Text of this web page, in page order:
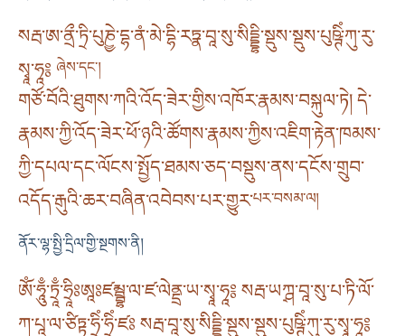
སརྦ་ཨ་ནྲྀ་ཏྲི་པུཎྱེ་དྷ་ནཾ་མེ་དྷི་རཏྣ་བཱ་སུ་སིདྡྷི་སྡུས་སྡུས་པུཥྚིཾ་ཀུ་རུ་
སྭཱ་ཧཱ༔ ཞེས་དང༌།
གཙོ་བོའི་ཐུགས་ཀའི་འོད་ཟེར་གྱིས་འཁོར་རྣམས་བསྐུལ་ཏེ། དེ་
རྣམས་ཀྱི་འོད་ཟེར་ཕོ་ཉའི་ཚོགས་རྣམས་ཀྱིས་འཇིག་རྟེན་ཁམས་
ཀྱི་དཔལ་དང་ལོངས་སྤྱོད་ཐམས་ཅད་བསྡུས་ནས་དངོས་གྲུབ་
འདོད་རྒུའི་ཆར་བཞིན་འབེབས་པར་གྱུར་པར་བསམ་ལ།
ནོར་ལྷ་སྤྱི་དྲིལ་གྱི་སྔགས་ནི།
ཨོཾ་ཧཱུྃ་ཏྲཱྃ་ཧྲཱིཿཨཱཿཛམྦྷ་ལ་ཛ་ལེནྡྲ་ཡ་སྭཱ་ཧཱ༔ སརྦ་ཡཀྴ་བཱ་སུ་པ་ཏི་ལོ་
ཀ་པཱ་ལ་ཙིཏྟ་ཧྲིཾ་ཧྲིཾ་ཛཿ སརྦ་བཱ་སུ་སིདྡྷི་སྡུས་སྡུས་པུཥྚིཾ་ཀུ་རུ་སྭཱ་ཧཱ༔